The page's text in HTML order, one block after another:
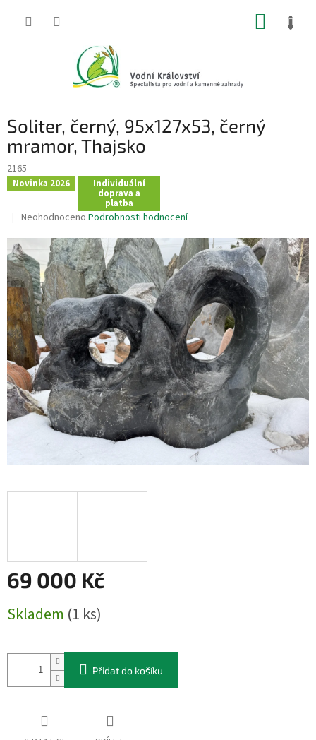
Soliter, černý, 95x127x53, černý
mramor, Thajsko
2165
Novinka 2026 Individuální
doprava a
platba
Průměrné
produktu
je
0,0
z
5
hvězdiček.
Neohodnoceno Podrobnosti hodnocení
69 000 Kč
cena:
Skladem (1 ks)
Přidat do košíku